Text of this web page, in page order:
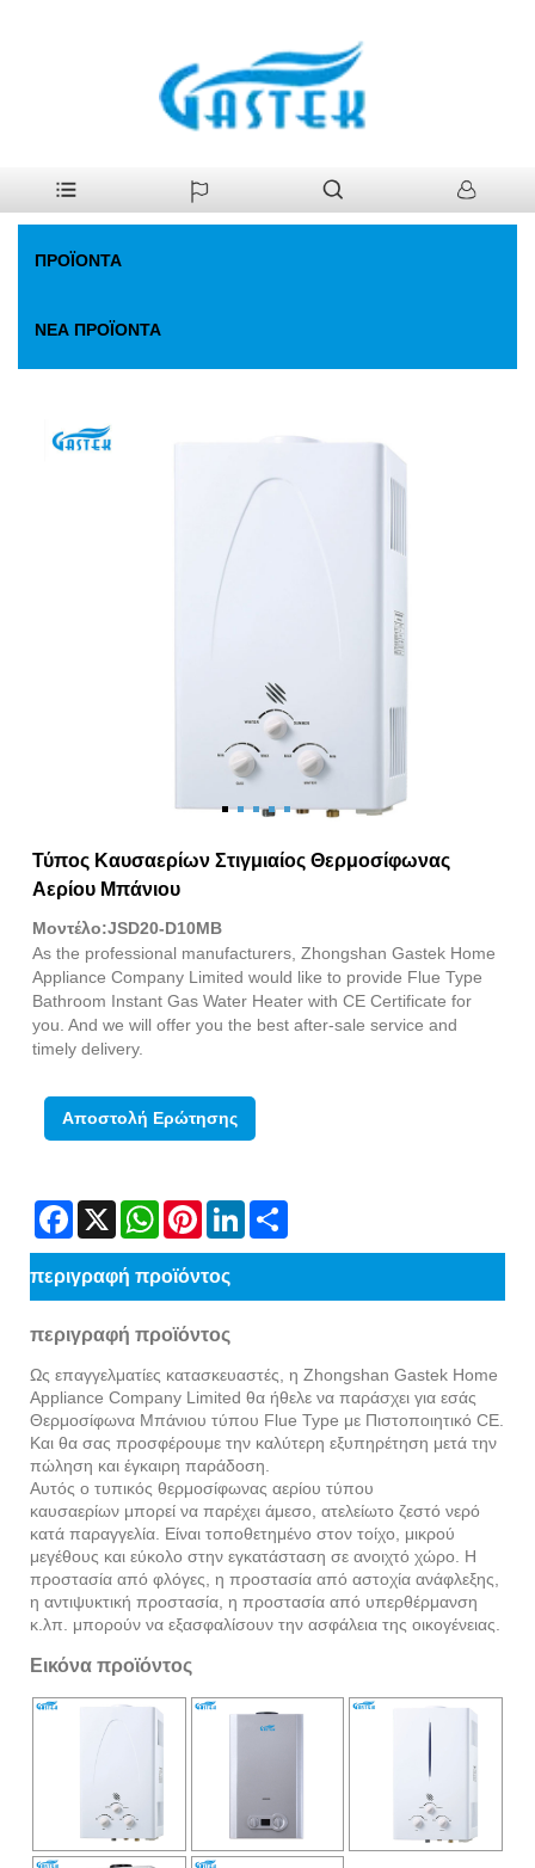
Ανεμιστήρα σταθερή
θερμοκρασία. Θερμοσίφωνας
ΠΡΟΪΌΝΤΑ
ΝΈΑ ΠΡΟΪΌΝΤΑ
Τύπος Καυσαερίων Στιγμιαίος Θερμοσίφωνας
Αερίου Μπάνιου
Μοντέλο:JSD20-D10MB
As the professional manufacturers, Zhongshan Gastek Home
Appliance Company Limited would like to provide Flue Type
Bathroom Instant Gas Water Heater with CE Certificate for
you. And we will offer you the best after-sale service and
timely delivery.
Αποστολή Ερώτησης
Facebook
X WhatsAppPinterestLinkedIn
περιγραφή προϊόντος
περιγραφή προϊόντος
Ως επαγγελματίες κατασκευαστές, η Zhongshan Gastek Home
Appliance Company Limited θα ήθελε να παράσχει για εσάς
Θερμοσίφωνα Μπάνιου τύπου Flue Type με Πιστοποιητικό CE.
Και θα σας προσφέρουμε την καλύτερη εξυπηρέτηση μετά την
πώληση και έγκαιρη παράδοση.
Αυτός ο τυπικός θερμοσίφωνας αερίου τύπου
καυσαερίων μπορεί να παρέχει άμεσο, ατελείωτο ζεστό νερό
κατά παραγγελία. Είναι τοποθετημένο στον τοίχο, μικρού
μεγέθους και εύκολο στην εγκατάσταση σε ανοιχτό χώρο. Η
προστασία από φλόγες, η προστασία από αστοχία ανάφλεξης,
η αντιψυκτική προστασία, η προστασία από υπερθέρμανση
κ.λπ. μπορούν να εξασφαλίσουν την ασφάλεια της οικογένειας.
Εικόνα προϊόντος